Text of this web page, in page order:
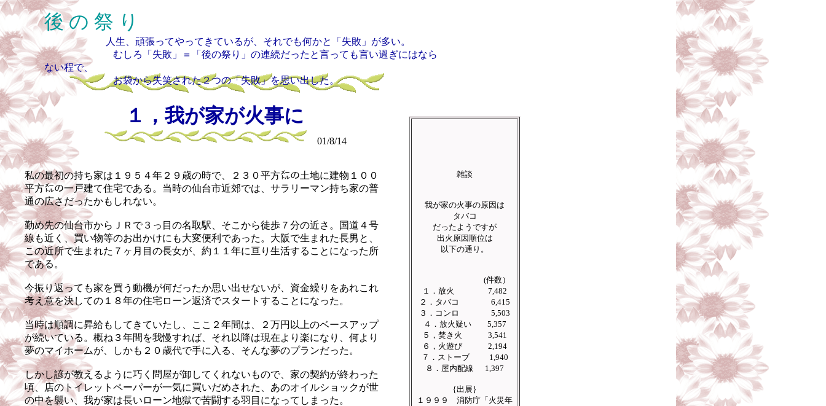
私の最初の持ち家は１９５４年２９歳の時で、２３０平方㍍の土地に建物１００
平方㍍の一戸建て住宅である。当時の仙台市近郊では、サラリーマン持ち家の普
通の広さだったかもしれない。
勤め先の仙台市からＪＲで３っ目の名取駅、そこから徒歩７分の近さ。国道４号
線も近く、買い物等のお出かけにも大変便利であった。大阪で生まれた長男と、
この近所で生まれた７ヶ月目の長女が、約１１年に亘り生活することになった所
である。
今振り返っても家を買う動機が何だったか思い出せないが、資金繰りをあれこれ
考え意を決しての１８年の住宅ローン返済でスタートすることになった。
当時は順調に昇給もしてきていたし、ここ２年間は、２万円以上のベースアップ
が続いている。概ね３年間を我慢すれば、それ以降は現在より楽になり、何より
夢のマイホームが、しかも２０歳代で手に入る、そんな夢のプランだった。
しかし諺が教えるように巧く問屋が卸してくれないもので、家の契約が終わった
頃、店のトイレットペーパーが一気に買いだめされた、あのオイルショックが世
の中を襲い、我が家は長いローン地獄で苦闘する羽目になってしまった。
雑談
我が家の火事の原因は
タバコ
だったようですが
出火原因順位は
以下の通り。
(件数）
１．放火 7,482
２．タバコ 6,415
３．コンロ 5,503
４．放火疑い 5,357
５，焚き火 3,541
６，火遊び 2,194
７．ストーブ 1,940
８．屋内配線 1,397
｛出展｝
１９９９ 消防庁「火災年
後 の 祭 り
人生、頑張ってやってきているが、それでも何かと「失敗」が多い。
むしろ「失敗」＝「後の祭り」の連続だったと言っても言い過ぎにはなら
ない程で、
お袋から失笑された２つの「失敗」を思い出した。
１， 我が家が火事に
01/8/14